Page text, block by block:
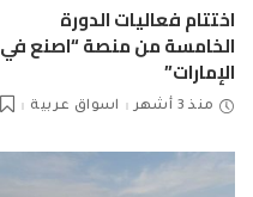
اختتام فعاليات الدورة
الخامسة من منصة “اصنع في
الإمارات”
منذ 3 أشهر اسواق عربية